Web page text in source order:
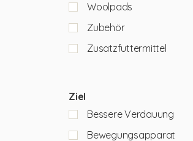
Woolpads
Zubehör
Zusatzfuttermittel
Ziel
Bessere Verdauung
Bewegungsapparat